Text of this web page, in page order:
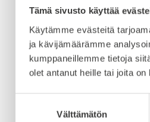
Tämä sivusto käyttää
Käytämme evästeitä
ja kävijämäärämme
kumppaneillemme tietoja
olet antanut heille tai joita
Välttämätön
MATERIAALI
MYYNTIERÄ
KIERRE